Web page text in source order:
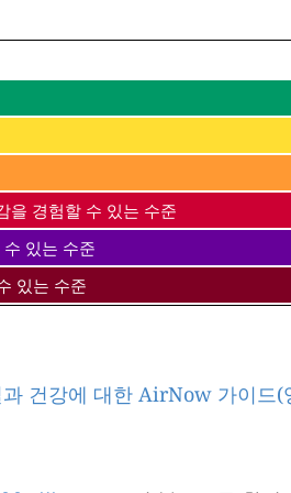
을 경험할 수 있는 수준
있는 수준
있는 수준
건강에 대한 AirNow 가이드(